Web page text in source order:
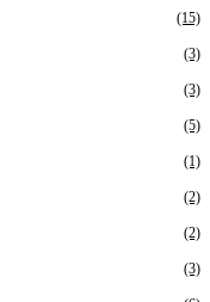
(15)
(3)
(3)
(5)
(1)
(2)
(2)
(3)